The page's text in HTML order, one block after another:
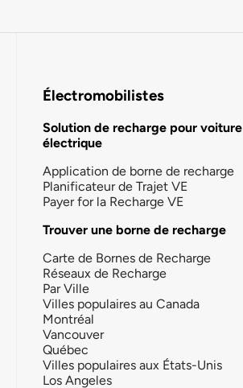
Électromobilistes
Solution de recharge pour voiture
électrique
Application de borne de recharge
Planificateur de Trajet VE
Payer for la Recharge VE
Trouver une borne de recharge
Carte de Bornes de Recharge
Réseaux de Recharge
Par Ville
Villes populaires au Canada
Montréal
Vancouver
Québec
Villes populaires aux États-Unis
Los Angeles